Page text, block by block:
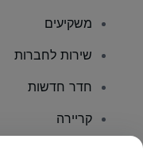
משקיעים
שירות לחברות
חדר חדשות
קריירה